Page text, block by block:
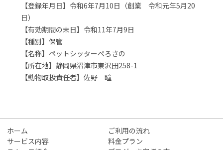
【登録年月日】令和6年7月10日（創業 令和元年5月20
日）
【有効期間の末日】令和11年7月9日
【種別】保管
【名称】ペットシッターぺろさの
【所在地】静岡県沼津市東沢田258-1
【動物取扱責任者】佐野 瞳
ホーム
ご利用の流れ
サービス内容
料金プラン